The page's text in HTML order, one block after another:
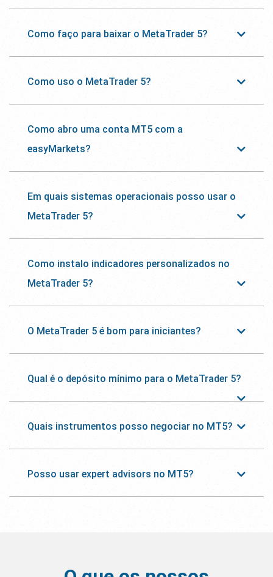
Como faço para baixar o MetaTrader 5?
Como uso o MetaTrader 5?
Como abro uma conta MT5 com a
easyMarkets?
Em quais sistemas operacionais posso usar o
MetaTrader 5?
Como instalo indicadores personalizados no
MetaTrader 5?
O MetaTrader 5 é bom para iniciantes?
Qual é o depósito mínimo para o MetaTrader 5?
Quais instrumentos posso negociar no MT5?
Posso usar expert advisors no MT5?